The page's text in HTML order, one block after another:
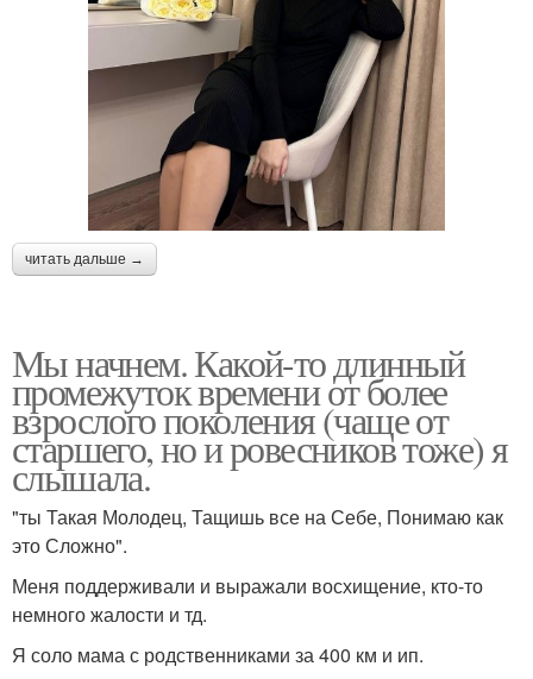
читать дальше →
Мы начнем. Какой-то длинный
промежуток времени от более
взрослого поколения (чаще от
старшего, но и ровесников тоже) я
слышала.
"ты Такая Молодец, Тащишь все на Себе, Понимаю как
это Сложно".
Меня поддерживали и выражали восхищение, кто-то
немного жалости и тд.
Я соло мама с родственниками за 400 км и ип.